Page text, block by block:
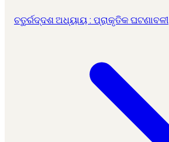
ଚତୁର୍ରଦ୍ଦଶ ଅଧ୍ୟାୟ : ପ୍ରାକୃତିକ ଘଟଣାବଳୀ